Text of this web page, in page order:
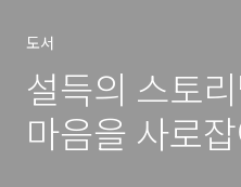
도서
설득의 스토
마음을 사로